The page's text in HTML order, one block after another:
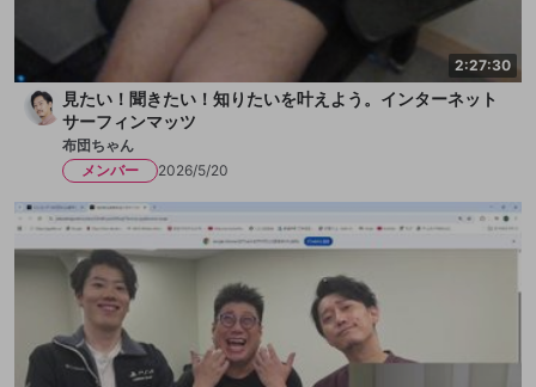
2:27:30
見たい！聞きたい！知りたいを叶えよう。インターネット
サーフィンマッツ
布団ちゃん
メンバー
2026/5/20